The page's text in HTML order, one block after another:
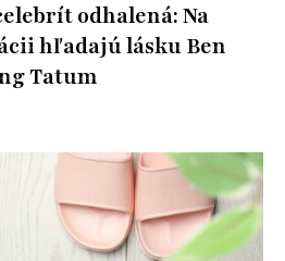
odhalená: Na
hľadajú lásku Ben
Tatum